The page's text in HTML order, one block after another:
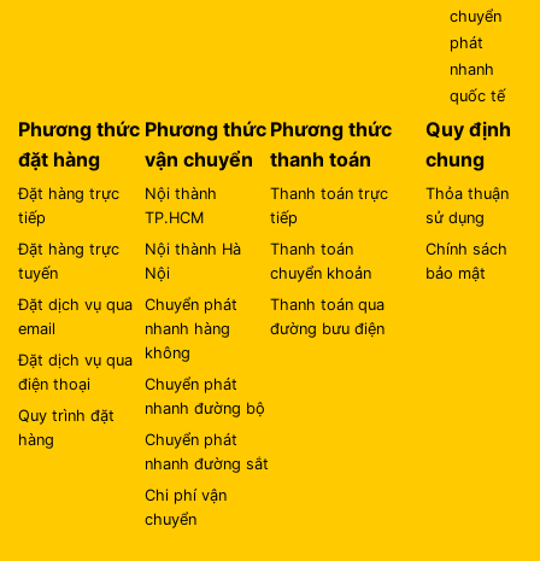
chuyển
phát
nhanh
quốc tế
Phương thức
đặt hàng
Đặt hàng trực
tiếp
Đặt hàng trực
tuyến
Đặt dịch vụ qua
email
Đặt dịch vụ qua
điện thoại
Quy trình đặt
hàng
Phương thức
vận chuyển
Nội thành
TP.HCM
Nội thành Hà
Nội
Chuyển phát
nhanh hàng
không
Chuyển phát
nhanh đường bộ
Chuyển phát
nhanh đường sắt
Chi phí vận
chuyển
Phương thức
thanh toán
Thanh toán trực
tiếp
Thanh toán
chuyển khoản
Thanh toán qua
đường bưu điện
Quy định
chung
Thỏa thuận
sử dụng
Chính sách
bảo mật